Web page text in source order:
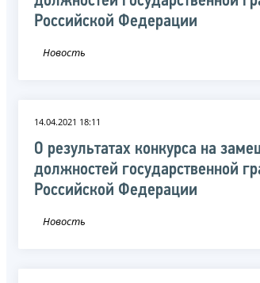
Российской Федерации
Новость
14.04.2021 18:11
О результатах конкурса на
должностей государственной
Российской Федерации
Новость